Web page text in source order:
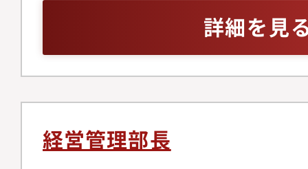
幅広く購入する機会
F&B 業界へのサポー
に喜びと幸せをもた
は以下の中で調整さ
入出金業務・資金管
（月次／四半期／年
ティング業務・J－
選定、導入。税務申
人対応 等■人事労務
用、評価、配置、異
など外部連携をリー
ジェクトの推進。・
与信業務全般を統括
理。属人的な運用か
構築、煩雑なオペレ
ローの精度とスピー
ブンな戦略立案・実
を進め、アウトプッ
メント経験をお持ち
詳細を見
経営管理部長